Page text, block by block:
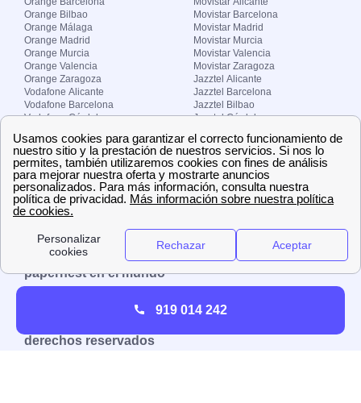
Orange Bilbao
Orange Málaga
Orange Madrid
Orange Murcia
Orange Valencia
Orange Zaragoza
Vodafone Alicante
Vodafone Barcelona
Vodafone Córdoba
Vodafone Madrid
Vodafone Murcia
Vodafone Valencia
Movistar Barcelona
Movistar Madrid
Movistar Murcia
Movistar Valencia
Movistar Zaragoza
Jazztel Alicante
Jazztel Barcelona
Jazztel Bilbao
Jazztel Córdoba
Jazztel Málaga
Jazztel Valencia
Jazztel Zaragoza
Sobre Zona-internet.com
¿Quiénes somos?
El grupo papernest
Aviso legal Nuestras ofertas de trabajo
papernest en el mundo
Reino Unido
derechos reservados
919 014 242